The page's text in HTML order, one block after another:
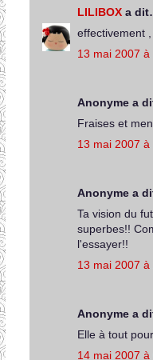
LILIBOX a
effectivement
13 mai 2007 à
Anonyme a
Fraises et
13 mai 2007 à
Anonyme a
Ta vision du
superbes!!
l'essayer!!
13 mai 2007 à
Anonyme a
Elle à tout
14 mai 2007 à